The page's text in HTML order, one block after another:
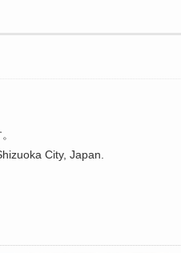
City, Japan.